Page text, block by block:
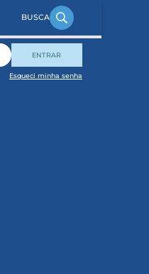
ENTRAR
Esqueci minha senha